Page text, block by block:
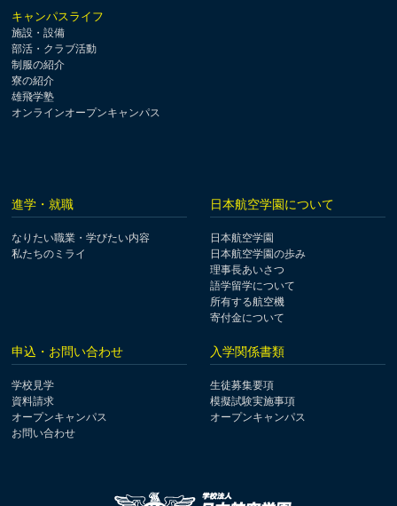
キャンパスライフ
施設・設備
部活・クラブ活動
制服の紹介
寮の紹介
雄飛学塾
オンラインオープンキャンパス
進学・就職
なりたい職業・学びたい内容
私たちのミライ
日本航空学園について
日本航空学園
日本航空学園の歩み
理事長あいさつ
語学留学について
所有する航空機
寄付金について
申込・お問い合わせ
学校見学
資料請求
オープンキャンパス
お問い合わせ
入学関係書類
生徒募集要項
模擬試験実施事項
オープンキャンパス